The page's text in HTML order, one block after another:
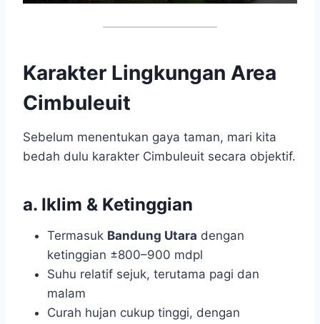
Karakter Lingkungan Area
Cimbuleuit
Sebelum menentukan gaya taman, mari kita
bedah dulu karakter Cimbuleuit secara objektif.
a. Iklim & Ketinggian
Termasuk Bandung Utara dengan
ketinggian ±800–900 mdpl
Suhu relatif sejuk, terutama pagi dan
malam
Curah hujan cukup tinggi, dengan